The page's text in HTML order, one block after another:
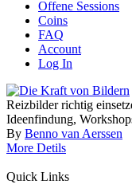
Offene Sessions
Coins
FAQ
Account
Log In
Reizbilder richtig
Ideenfindung,
By Benno van Aerssen
More Detils
Quick Links